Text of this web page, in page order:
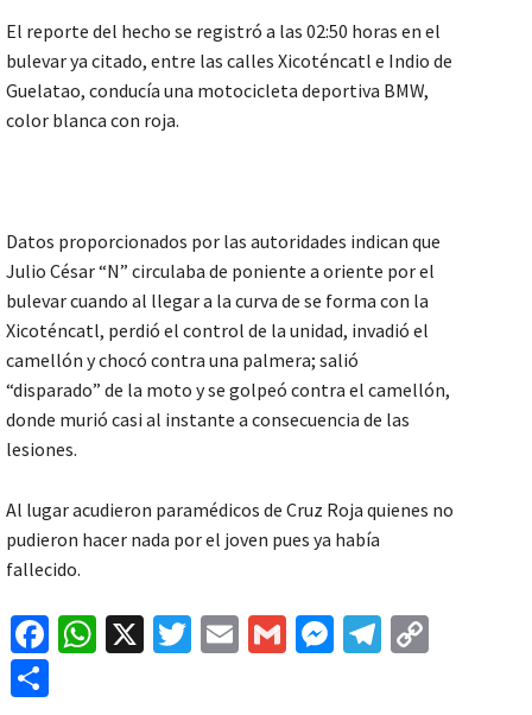
El reporte del hecho se registró a las 02:50 horas en el
bulevar ya citado, entre las calles Xicoténcatl e Indio de
Guelatao, conducía una motocicleta deportiva BMW,
color blanca con roja.
Datos proporcionados por las autoridades indican que
Julio César “N” circulaba de poniente a oriente por el
bulevar cuando al llegar a la curva de se forma con la
Xicoténcatl, perdió el control de la unidad, invadió el
camellón y chocó contra una palmera; salió
“disparado” de la moto y se golpeó contra el camellón,
donde murió casi al instante a consecuencia de las
lesiones.
Al lugar acudieron paramédicos de Cruz Roja quienes no
pudieron hacer nada por el joven pues ya había
fallecido.
Fa W X
T
E
G
M Te